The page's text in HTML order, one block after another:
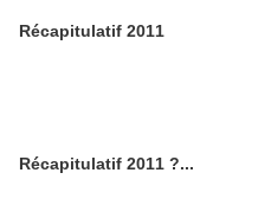
Récapitulatif 2011
Récapitulatif 2011 ?...